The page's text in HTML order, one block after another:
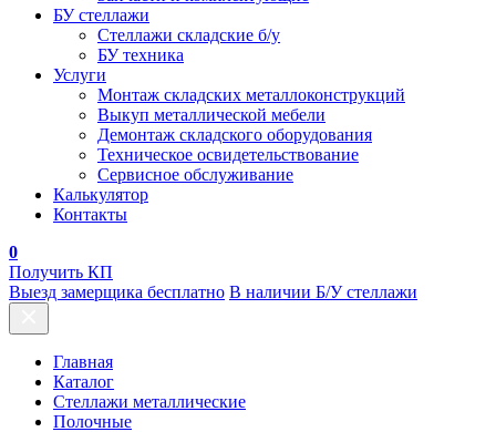
БУ стеллажи
Стеллажи складские б/у
БУ техника
Услуги
Монтаж складских металлоконструкций
Выкуп металлической мебели
Демонтаж складского оборудования
Техническое освидетельствование
Сервисное обслуживание
Калькулятор
Контакты
0
Получить КП
Выезд замерщика бесплатно В наличии Б/У стеллажи
Главная
Каталог
Стеллажи металлические
Полочные